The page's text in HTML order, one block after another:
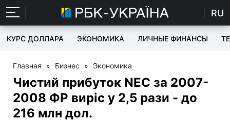
RU
КУРС ДОЛЛАРА ЭКОНОМИКА ЛИЧНЫЕ ФИНАНСЫ
Главная » Бизнес » Экономика
Чистий прибуток NEC за 2007-
2008 ФР виріс у 2,5 рази - до
216 млн дол.